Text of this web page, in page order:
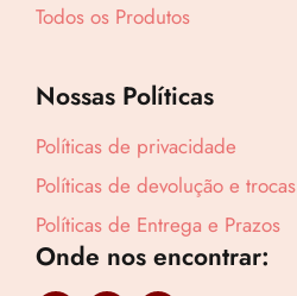
Todos os Produtos
Nossas Políticas
Políticas de privacidade
Políticas de devolução e trocas
Políticas de Entrega e Prazos
Onde nos encontrar: